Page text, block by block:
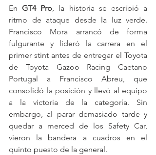
En GT4 Pro, la historia se escribió a
ritmo de ataque desde la luz verde.
Francisco Mora arrancó de forma
fulgurante y lideró la carrera en el
primer stint antes de entregar el Toyota
de Toyota Gazoo Racing Caetano
Portugal a Francisco Abreu, que
consolidó la posición y llevó al equipo
a la victoria de la categoría. Sin
embargo, al parar demasiado tarde y
quedar a merced de los Safety Car,
vieron la bandera a cuadros en el
quinto puesto de la general.